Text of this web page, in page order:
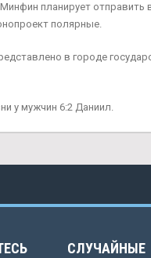
планирует отправить
полярные.
в городе
у мужчин 6:2 Даниил.
СЛУЧАЙНЫЕ